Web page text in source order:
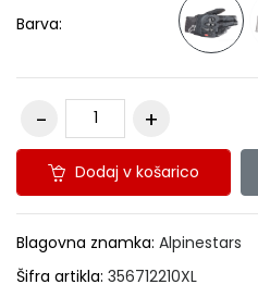
Barva:
Dodaj v košarico
Blagovna znamka: Alpinestars
Šifra artikla: 356712210XL